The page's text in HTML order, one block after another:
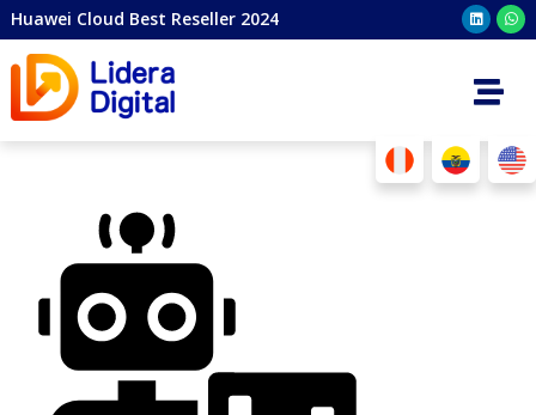
Huawei Cloud Best Reseller 2024